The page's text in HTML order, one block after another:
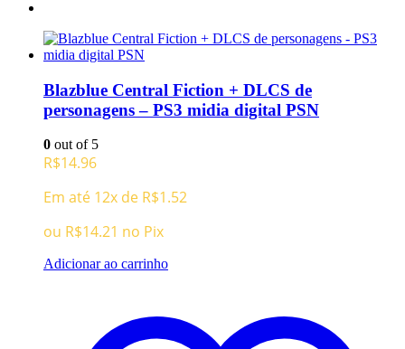
Blazblue Central Fiction + DLCS de
personagens – PS3 midia digital PSN
0 out of 5
R$14.96
Em até 12x de R$1.52
ou R$14.21 no Pix
Adicionar ao carrinho